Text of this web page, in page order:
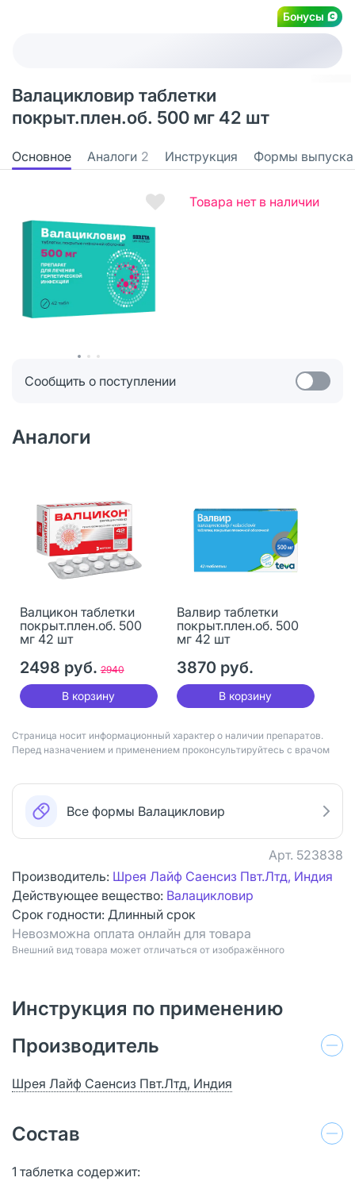
Бонусы
Валацикловир таблетки
покрыт.плен.об. 500 мг 42 шт
Основное Аналоги 2 Инструкция Формы выпуска
Товара нет в наличии
Сообщить о поступлении
Аналоги
Валцикон таблетки
покрыт.плен.об. 500
мг 42 шт
2498 руб. 2940
В корзину
Валвир таблетки
покрыт.плен.об. 500
мг 42 шт
3870 руб.
В корзину
Страница носит информационный характер о наличии препаратов.
Перед назначением и применением проконсультируйтесь с врачом
Все формы Валацикловир
Арт. 523838
Производитель: Шрея Лайф Саенсиз Пвт.Лтд, Индия
Действующее вещество: Валацикловир
Срок годности: Длинный срок
Невозможна оплата онлайн для товара
Bнешний вид товара может отличаться от изображённого
Инструкция по применению
Производитель
Шрея Лайф Саенсиз Пвт.Лтд, Индия
Состав
1 таблетка содержит: